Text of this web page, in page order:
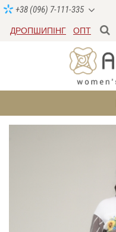
+38 (096) 7-111-335
ДРОПШИПІНГ ОПТ